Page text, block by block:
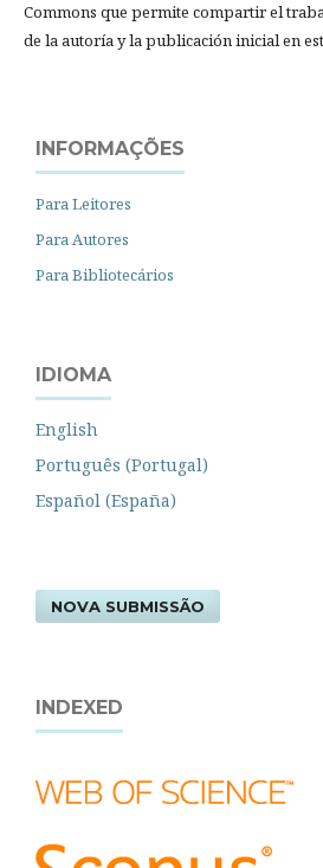
Commons que permite compartir el
de la autoría y la publicación inicial en
INFORMAÇÕES
Para Leitores
Para Autores
Para Bibliotecários
IDIOMA
English
Português (Portugal)
Español (España)
NOVA SUBMISSÃO
INDEXED